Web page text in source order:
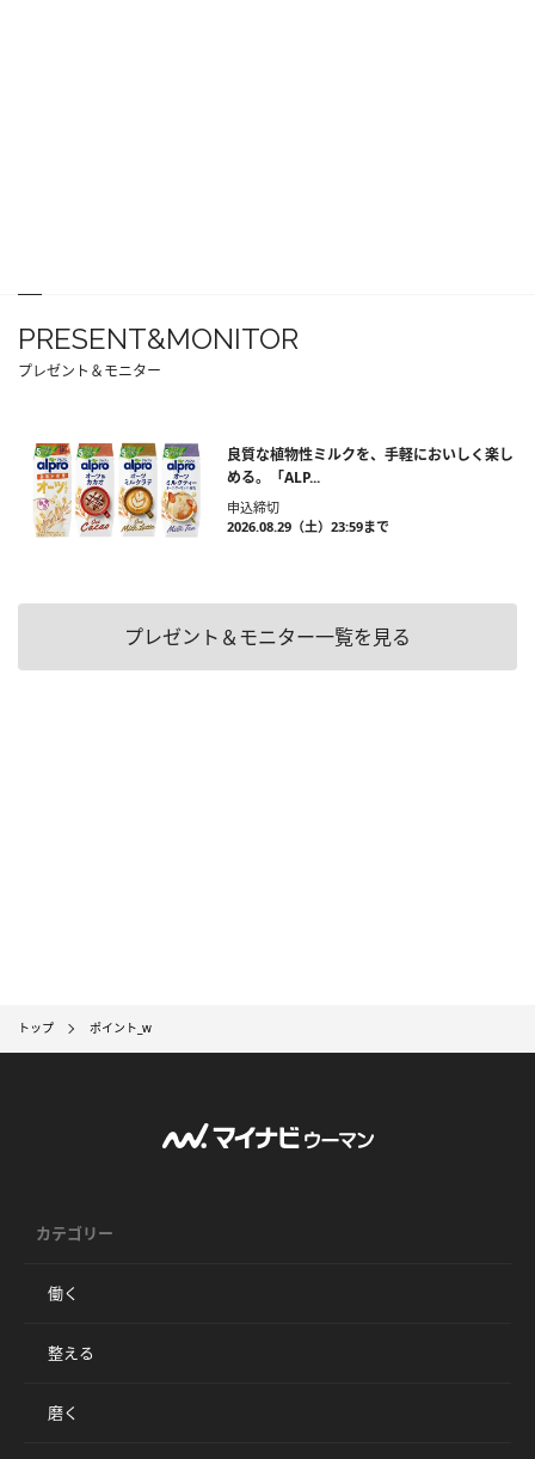
PRESENT&MONITOR
プレゼント＆モニター
良質な植物性ミルクを、手軽においしく楽し
める。「ALP...
申込締切
2026.08.29（土）23:59まで
プレゼント＆モニター一覧を見る
トップ ポイント_w
カテゴリー
働く
整える
磨く